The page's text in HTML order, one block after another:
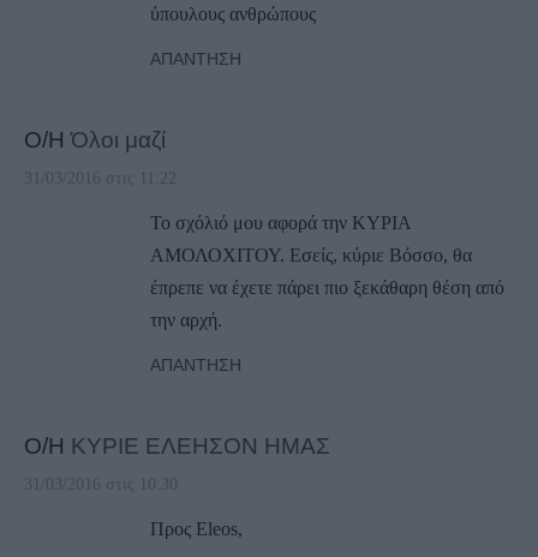
ύπουλους ανθρώπους
ΑΠΆΝΤΗΣΗ
Ο/ΗΌλοι μαζί
31/03/2016 στις 11:22
Το σχόλιό μου αφορά την ΚΥΡΙΑ
ΑΜΟΛΟΧΙΤΟΥ. Εσείς, κύριε Βόσσο, θα
έπρεπε να έχετε πάρει πιο ξεκάθαρη θέση από
την αρχή.
ΑΠΆΝΤΗΣΗ
Ο/Η ΚΥΡΙΕ ΕΛΕΗΣΟΝ ΗΜΑΣ
31/03/2016 στις 10:30
Προς Eleos,